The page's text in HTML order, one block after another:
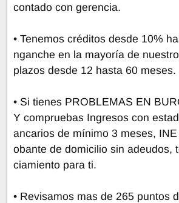
contado con gerencia.
• Tenemos créditos desde 10%
nganche en la mayoría de
plazos desde 12 hasta 60 meses.
• Si tienes PROBLEMAS EN
Y compruebas Ingresos con
ancarios de mínimo 3 meses,
obante de domicilio sin adeudos,
ciamiento para ti.
• Revisamos mas de 265 puntos